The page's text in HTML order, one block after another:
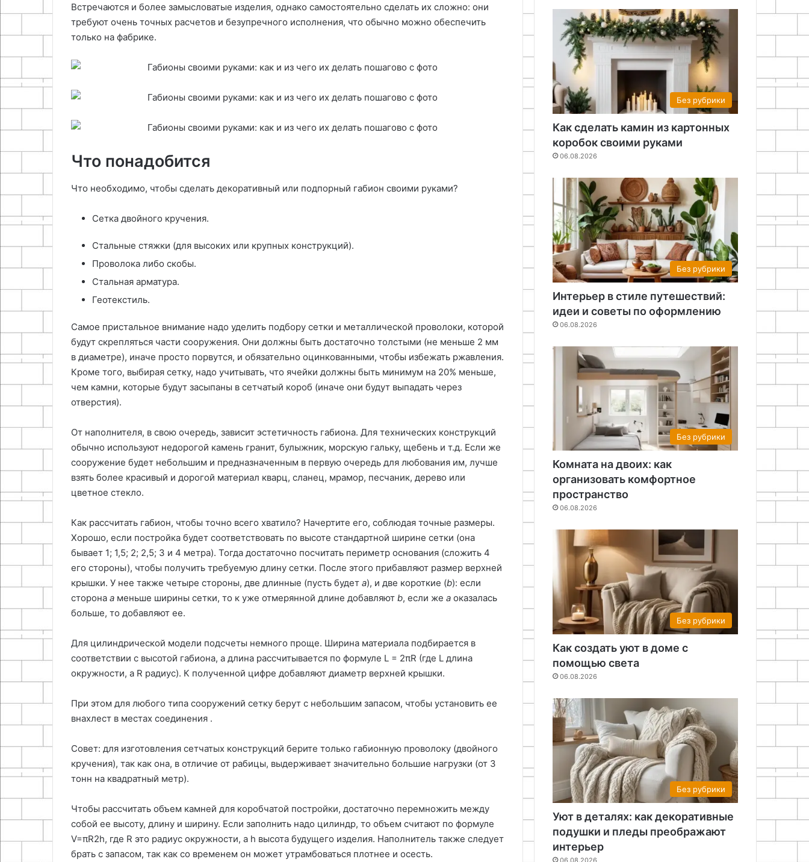
Встречаются и более замысловатые изделия, однако самостоятельно сделать их сложно: они
требуют очень точных расчетов и безупречного исполнения, что обычно можно обеспечить
только на фабрике.
Что понадобится
Что необходимо, чтобы сделать декоративный или подпорный габион своими руками?
Сетка двойного кручения.
Стальные стяжки (для высоких или крупных конструкций).
Проволока либо скобы.
Стальная арматура.
Геотекстиль.
Самое пристальное внимание надо уделить подбору сетки и металлической проволоки, которой
будут скрепляться части сооружения. Они должны быть достаточно толстыми (не меньше 2 мм
в диаметре), иначе просто порвутся, и обязательно оцинкованными, чтобы избежать ржавления.
Кроме того, выбирая сетку, надо учитывать, что ячейки должны быть минимум на 20% меньше,
чем камни, которые будут засыпаны в сетчатый короб (иначе они будут выпадать через
отверстия).
От наполнителя, в свою очередь, зависит эстетичность габиона. Для технических конструкций
обычно используют недорогой камень гранит, булыжник, морскую гальку, щебень и т.д. Если же
сооружение будет небольшим и предназначенным в первую очередь для любования им, лучше
взять более красивый и дорогой материал кварц, сланец, мрамор, песчаник, дерево или
цветное стекло.
Как рассчитать габион, чтобы точно всего хватило? Начертите его, соблюдая точные размеры.
Хорошо, если постройка будет соответствовать по высоте стандартной ширине сетки (она
бывает 1; 1,5; 2; 2,5; 3 и 4 метра). Тогда достаточно посчитать периметр основания (сложить 4
его стороны), чтобы получить требуемую длину сетки. После этого прибавляют размер верхней
крышки. У нее также четыре стороны, две длинные (пусть будет a), и две короткие (b): если
сторона a меньше ширины сетки, то к уже отмерянной длине добавляют b, если же a оказалась
больше, то добавляют ее.
Для цилиндрической модели подсчеты немного проще. Ширина материала подбирается в
соответствии с высотой габиона, а длина рассчитывается по формуле L = 2πR (где L длина
окружности, а R радиус). К полученной цифре добавляют диаметр верхней крышки.
При этом для любого типа сооружений сетку берут с небольшим запасом, чтобы установить ее
внахлест в местах соединения .
Совет: для изготовления сетчатых конструкций берите только габионную проволоку (двойного
кручения), так как она, в отличие от рабицы, выдерживает значительно большие нагрузки (от 3
тонн на квадратный метр).
Чтобы рассчитать объем камней для коробчатой постройки, достаточно перемножить между
собой ее высоту, длину и ширину. Если заполнить надо цилиндр, то объем считают по формуле
V=πR2h, где R это радиус окружности, а h высота будущего изделия. Наполнитель также следует
брать с запасом, так как со временем он может утрамбоваться плотнее и осесть.
Без рубрики
Как сделать камин из картонных
коробок своими руками
06.08.2026
Без рубрики
Интерьер в стиле путешествий:
идеи и советы по оформлению
06.08.2026
Без рубрики
Комната на двоих: как
организовать комфортное
пространство
06.08.2026
Без рубрики
Как создать уют в доме с
помощью света
06.08.2026
Без рубрики
Уют в деталях: как декоративные
подушки и пледы преображают
интерьер
06.08.2026